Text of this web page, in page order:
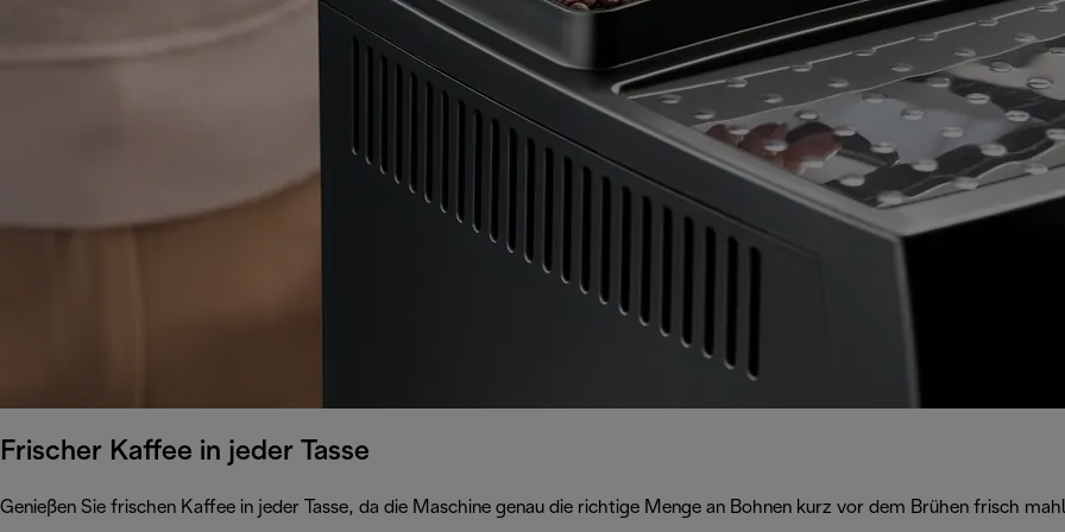
Frischer Kaffee in jeder Tasse
Genießen Sie frischen Kaffee in jeder Tasse, da die Maschine genau die richtige Menge an Bohnen kurz vor dem Brühen frisch